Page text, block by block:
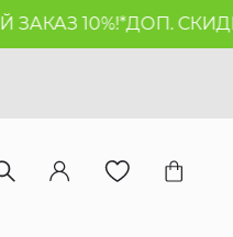
10%!*ДОП. СКИДКА